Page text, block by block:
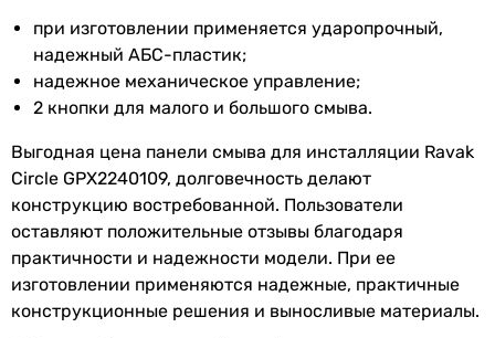
панель смыва
панель смыва
Назначение
для унитазов
Высота в
упаковке
42 мм
Глубина в
196 мм
Вес в упаковке 0.3 кг
Увидели ошибку в описании или характеристиках?
Сообщите нам об этом!
Сообщить об ошибке
при изготовлении применяется ударопрочный,
надежный АБС-пластик;
надежное механическое управление;
2 кнопки для малого и большого смыва.
Выгодная цена панели смыва для инсталляции Ravak
Circle GPX2240109, долговечность делают
конструкцию востребованной. Пользователи
оставляют положительные отзывы благодаря
практичности и надежности модели. При ее
изготовлении применяются надежные, практичные
конструкционные решения и выносливые материалы.